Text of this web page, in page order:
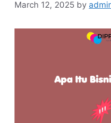
March 12, 2025 by